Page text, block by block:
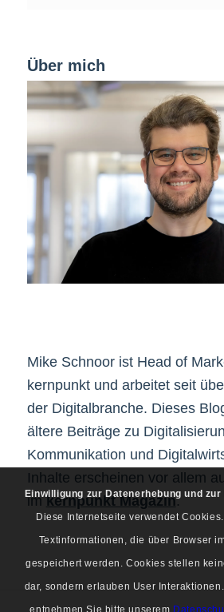
Über mich
Mike Schnoor ist Head of
kernpunkt und arbeitet seit
der Digitalbranche. Dieses
ältere Beiträge zu
Kommunikation und
Inhalte erscheinen vor allem
imkernpunkt Magazin.
Einwilligung zur Datenerhebung und
Diese Internetseite verwendet
Textinformationen, die über Browser
gespeichert werden. Cookies stellen
dar, sondern erlauben User